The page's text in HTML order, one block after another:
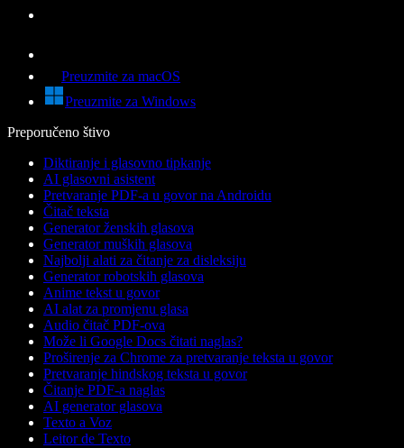
Preuzmite za macOS
Preuzmite za Windows
Preporučeno štivo
Diktiranje i glasovno tipkanje
AI glasovni asistent
Pretvaranje PDF-a u govor na Androidu
Čitač teksta
Generator ženskih glasova
Generator muških glasova
Najbolji alati za čitanje za disleksiju
Generator robotskih glasova
Anime tekst u govor
AI alat za promjenu glasa
Audio čitač PDF-ova
Može li Google Docs čitati naglas?
Proširenje za Chrome za pretvaranje teksta u govor
Pretvaranje hindskog teksta u govor
Čitanje PDF-a naglas
AI generator glasova
Texto a Voz
Leitor de Texto